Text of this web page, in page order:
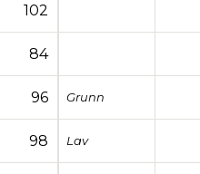
102
84
96 Grunn
98 Lav